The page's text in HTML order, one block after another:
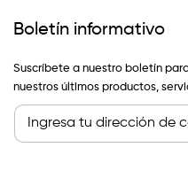
Boletín informativo
Suscríbete a nuestro boletín
nuestros últimos productos,